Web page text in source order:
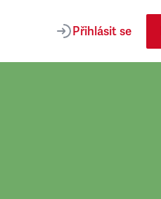
Přihlásit se